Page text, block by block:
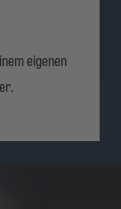
eigenen